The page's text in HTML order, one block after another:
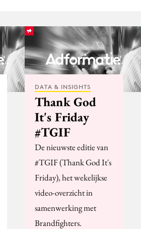
DATA & INSIGHTS
Thank God
It's Friday
#TGIF
De nieuwste editie van
#TGIF (Thank God It's
Friday), het wekelijkse
video-overzicht in
samenwerking met
Brandfighters.